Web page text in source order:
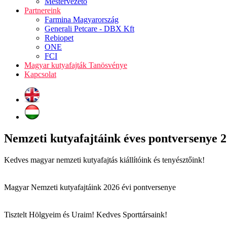
Partnereink
Farmina Magyarország
Generali Petcare - DBX Kft
Rebiopet
ONE
FCI
Magyar kutyafajták Tanösvénye
Kapcsolat
Nemzeti kutyafajtáink éves pontversenye
Kedves magyar nemzeti kutyafajtás kiállítóink és tenyésztőink!
Magyar Nemzeti kutyafajtáink 2026 évi pontversenye
Tisztelt Hölgyeim és Uraim! Kedves Sporttársaink!